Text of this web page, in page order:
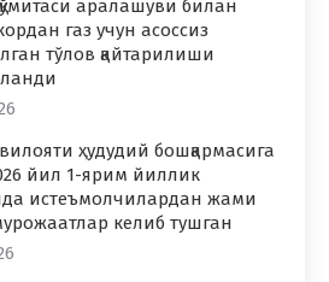
қўмитаси аралашуви билан
газ учун асоссиз
тўлов қайтарилиши
ҳудудий бошқармасига
йил 1-ярим йиллик
истеъмолчилардан жами
келиб тушган